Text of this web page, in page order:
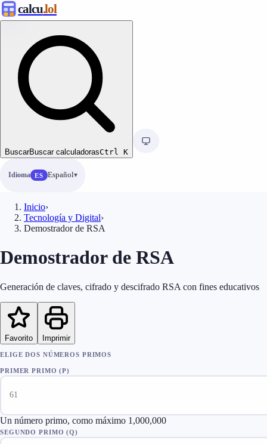
calcu.lol
BuscarBuscar calculadorasCtrl K
Idioma ES Español
Inicio›
Tecnología y Digital›
Demostrador de RSA
Demostrador de RSA
Generación de claves, cifrado y descifrado RSA con fines educativos
Favorito Imprimir
ELIGE DOS NÚMEROS PRIMOS
PRIMER PRIMO (P)
Un número primo, como máximo 1,000,000
SEGUNDO PRIMO (Q)